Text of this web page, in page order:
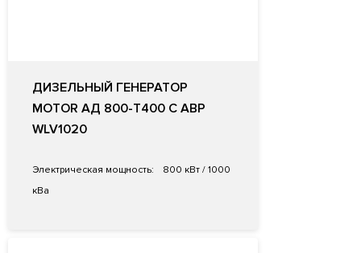
ДИЗЕЛЬНЫЙ ГЕНЕРАТОР
MOTOR АД 800-Т400 С АВР
WLV1020
Электрическая мощность:
800 кВт / 1000
кВа